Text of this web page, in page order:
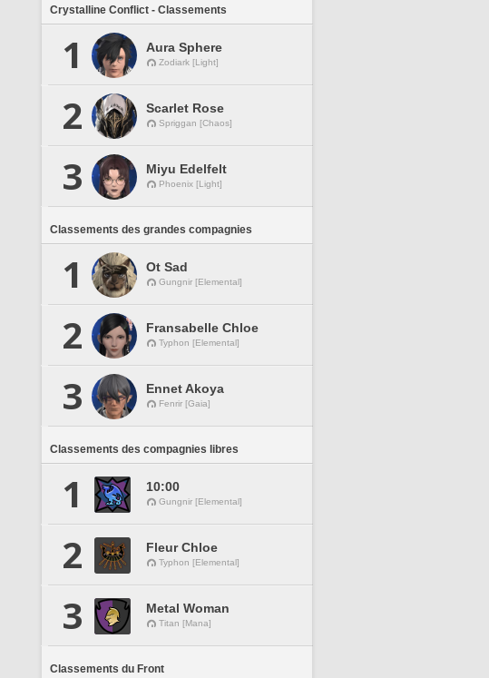
Crystalline Conflict - Classements
1 Aura Sphere
Zodiark [Light]
2 Scarlet Rose
Spriggan [Chaos]
3 Miyu Edelfelt
Phoenix [Light]
Classements des grandes compagnies
1 Ot Sad
Gungnir [Elemental]
2 Fransabelle Chloe
Typhon [Elemental]
3 Ennet Akoya
Fenrir [Gaia]
Classements des compagnies libres
1 10:00
Gungnir [Elemental]
2 Fleur Chloe
Typhon [Elemental]
3 Metal Woman
Titan [Mana]
Classements du Front